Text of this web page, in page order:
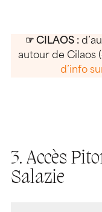
☞ CILAOS :
autour de Cilaos
d’info
3. Accès
Salazie